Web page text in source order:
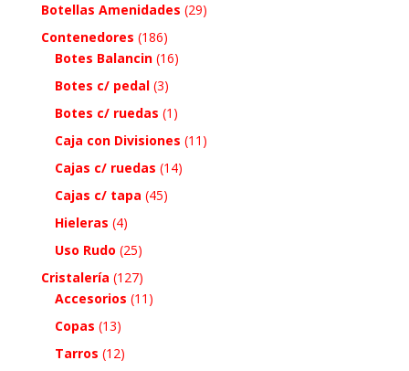
Botellas Amenidades (29)
Contenedores (186)
Botes Balancin (16)
Botes c/ pedal (3)
Botes c/ ruedas (1)
Caja con Divisiones (11)
Cajas c/ ruedas (14)
Cajas c/ tapa (45)
Hieleras (4)
Uso Rudo (25)
Cristalería (127)
Accesorios (11)
Copas (13)
Tarros (12)